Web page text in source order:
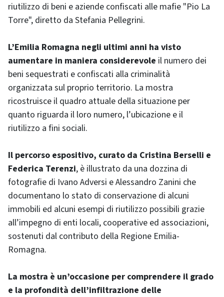
riutilizzo di beni e aziende confiscati alle mafie "Pio La
Torre", diretto da Stefania Pellegrini.
L’Emilia Romagna negli ultimi anni ha visto
aumentare in maniera considerevole il numero dei
beni sequestrati e confiscati alla criminalità
organizzata sul proprio territorio. La mostra
ricostruisce il quadro attuale della situazione per
quanto riguarda il loro numero, l’ubicazione e il
riutilizzo a fini sociali.
Il percorso espositivo, curato da Cristina Berselli e
Federica Terenzi, è illustrato da una dozzina di
fotografie di Ivano Adversi e Alessandro Zanini che
documentano lo stato di conservazione di alcuni
immobili ed alcuni esempi di riutilizzo possibili grazie
all’impegno di enti locali, cooperative ed associazioni,
sostenuti dal contributo della Regione Emilia-
Romagna.
La mostra è un’occasione per comprendere il grado
e la profondità dell’infiltrazione delle